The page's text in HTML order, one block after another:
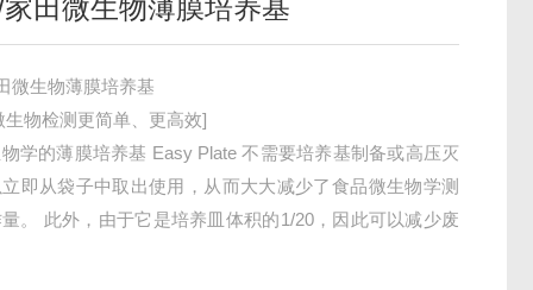
田微生物薄膜培养基
微生物薄膜培养基
生物检测更简单、更高效]
学的薄膜培养基 Easy Plate 不需要培养基制备或高压灭
即从袋子中取出使用，从而大大减少了食品微生物学测
。 此外，由于它是培养皿体积的1/20，因此可以减少废